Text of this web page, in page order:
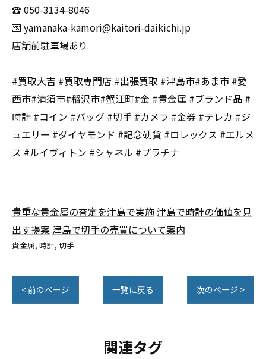
☎️ 050-3134-8046
💌 yamanaka-kamori@kaitori-daikichi.jp
店舗前駐車場あり
#買取大吉 #買取専門店 #出張買取 #津島市#あま市 #愛
西市#清須市#稲沢市#蟹江町#金 #貴金属 #ブランド品 #
時計 #コイン #バッグ #切手 #カメラ #金券 #テレカ #ジ
ュエリー #ダイヤモンド #記念硬貨 #ロレックス #エルメ
ス #ルイヴィトン #シャネル #プラチナ
貴重な貴金属の査定を津島で実施 津島で時計の価値を見
出す提案 津島で切手の売買について案内
貴金属 時計 切手
< 前のページ 一覧に戻る 次のページ >
関連タグ